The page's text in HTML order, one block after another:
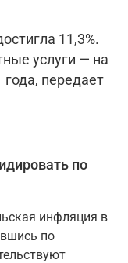
11,3%.
услуги — на
года, передает
по
инфляция в
по